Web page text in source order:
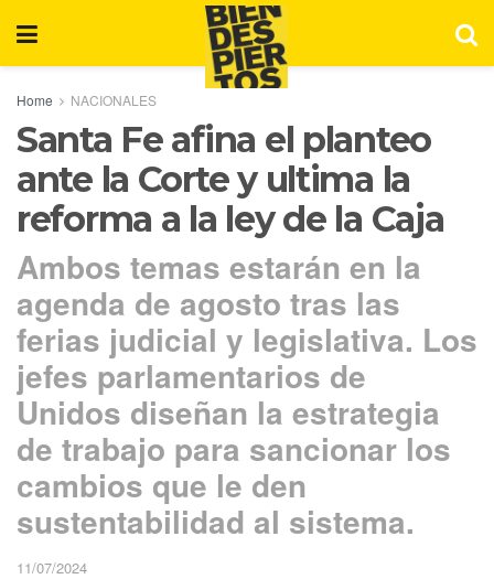
Home NACIONALES
Santa Fe afina el planteo
ante la Corte y ultima la
reforma a la ley de la Caja
Ambos temas estarán en la
agenda de agosto tras las
ferias judicial y legislativa. Los
jefes parlamentarios de
Unidos diseñan la estrategia
de trabajo para sancionar los
cambios que le den
sustentabilidad al sistema.
11/07/2024